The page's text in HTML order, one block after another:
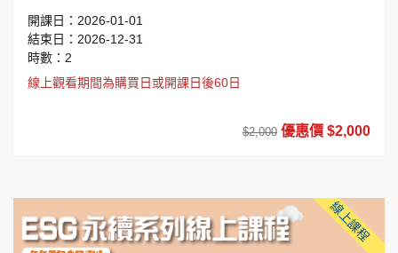
開課日：2026-01-01
結束日：2026-12-31
時數：2
線上觀看期間為購買日或開課日後60日
$2,000 優惠價 $2,000
線上課程